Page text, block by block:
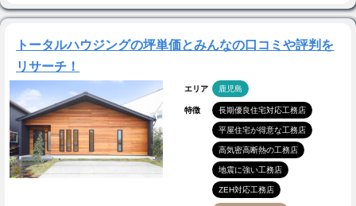
トータルハウジングの坪単価とみんなの口コミや評判を
リサーチ！
エリア 鹿児島
特徴 長期優良住宅対応工務店
平屋住宅が得意な工務店
高気密高断熱の工務店
地震に強い工務店
ZEH対応工務店